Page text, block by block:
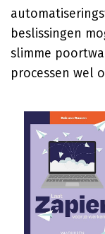
beslissingen
slimme
processen wel